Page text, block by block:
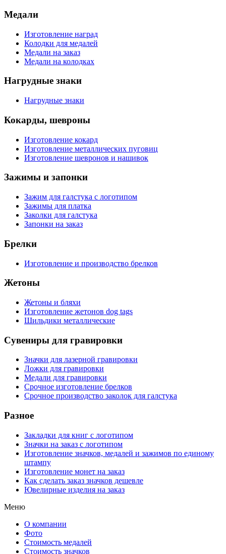
Медали
Изготовление наград
Колодки для медалей
Медали на заказ
Медали на колодках
Нагрудные знаки
Нагрудные знаки
Кокарды, шевроны
Изготовление кокард
Изготовление металлических пуговиц
Изготовление шевронов и нашивок
Зажимы и запонки
Зажим для галстука с логотипом
Зажимы для платка
Заколки для галстука
Запонки на заказ
Брелки
Изготовление и производство брелков
Жетоны
Жетоны и бляхи
Изготовление жетонов dog tags
Шильдики металлические
Сувениры для гравировки
Значки для лазерной гравировки
Ложки для гравировки
Медали для гравировки
Срочное изготовление брелков
Срочное производство заколок для галстука
Разное
Закладки для книг с логотипом
Значки на заказ с логотипом
Изготовление значков, медалей и зажимов по единому
штампу
Изготовление монет на заказ
Как сделать заказ значков дешевле
Ювелирные изделия на заказ
Меню
О компании
Фото
Стоимость медалей
Стоимость значков